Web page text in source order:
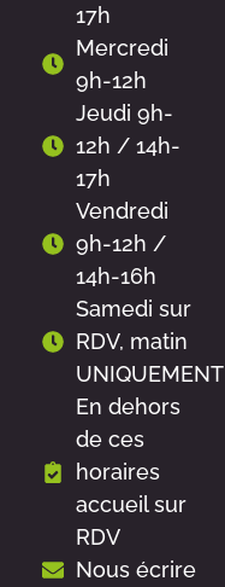
17h
Mercredi
9h-12h
Jeudi 9h-
12h / 14h-
17h
Vendredi
9h-12h /
14h-16h
Samedi sur
RDV, matin
UNIQUEMENT
En dehors
de ces
horaires
accueil sur
RDV
Nous écrire